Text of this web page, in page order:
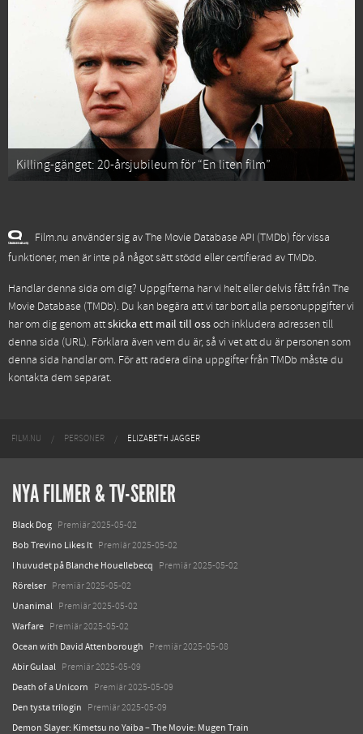
Killing-gänget: 20-årsjubileum för “En liten film”
Film.nu använder sig av The Movie Database API (TMDb) för vissa
funktioner, men är inte på något sätt stödd eller certifierad av TMDb.
Handlar denna sida om dig? Uppgifterna har vi helt eller delvis fått frånThe
Movie Database (TMDb). Du kan begära att vi tar bort alla personuppgifter vi
har om dig genom attskicka ett mail till ossoch inkludera adressen till
denna sida (URL). Förklara även vem du är, så vi vet att du är personen som
denna sida handlar om. För att radera dina uppgifter från TMDb måste du
kontakta dem separat.
FILM.NU PERSONER ELIZABETH JAGGER
NYA FILMER & TV-SERIER
Black Dog Premiär 2025-05-02
Bob Trevino Likes It Premiär 2025-05-02
I huvudet på Blanche Houellebecq Premiär 2025-05-02
Rörelser Premiär 2025-05-02
Unanimal Premiär 2025-05-02
Warfare Premiär 2025-05-02
Ocean with David Attenborough Premiär 2025-05-08
Abir Gulaal Premiär 2025-05-09
Death of a Unicorn Premiär 2025-05-09
Den tysta trilogin Premiär 2025-05-09
Demon Slayer: Kimetsu no Yaiba – The Movie: Mugen Train